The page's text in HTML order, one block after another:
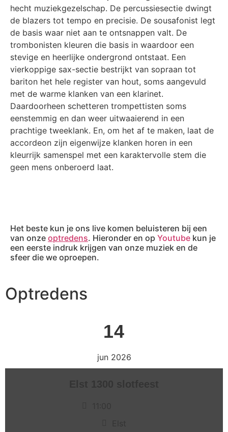
hecht muziekgezelschap. De percussiesectie dwingt
de blazers tot tempo en precisie. De sousafonist legt
de basis waar niet aan te ontsnappen valt. De
trombonisten kleuren die basis in waardoor een
stevige en heerlijke ondergrond ontstaat. Een
vierkoppige sax-sectie bestrijkt van sopraan tot
bariton het hele register van hout, soms aangevuld
met de warme klanken van een klarinet.
Daardoorheen schetteren trompettisten soms
eenstemmig en dan weer uitwaaierend in een
prachtige tweeklank. En, om het af te maken, laat de
accordeon zijn eigenwijze klanken horen in een
kleurrijk samenspel met een karaktervolle stem die
geen mens onberoerd laat.
Het beste kun je ons live komen beluisteren bij een
van onze optredens. Hieronder en op Youtube kun je
een eerste indruk krijgen van onze muziek en de
sfeer die we oproepen.
Optredens
14
jun 2026